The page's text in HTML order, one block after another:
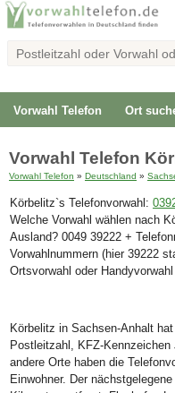
Vorwahl Telefon Ort
Vorwahl Telefon
Vorwahl Telefon » Deutschland »
Körbelitz`s Telefonvorwahl:
Welche Vorwahl wählen nach
Ausland? 0049 39222 +
Vorwahlnummern (hier 39222
Ortsvorwahl oder Handyvorwahl
Körbelitz in Sachsen-Anhalt
Postleitzahl, KFZ-Kennzeichen
andere Orte haben die
Einwohner. Der